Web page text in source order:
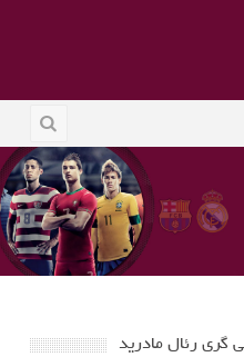
گری رئال مادرید